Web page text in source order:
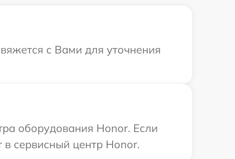
с Вами для уточнения
оборудования Honor. Если
сервисный центр Honor.